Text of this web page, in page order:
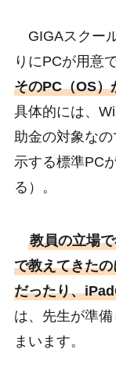
GIGAスクー
りにPCが用意
そのPC（OS）
具体的には、
助金の対象な
示する標準PC
る）。
教員の立場
で教えてきた
だったり、
は、先生が準
まいます。